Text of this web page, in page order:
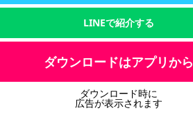
LINEで紹介する
ダウンロードはアプリから
ダウンロード時に
広告が表示されます